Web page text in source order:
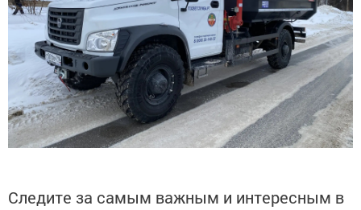
Следите за самым важным и интересным в